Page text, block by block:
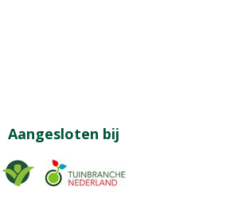
Aangesloten bij